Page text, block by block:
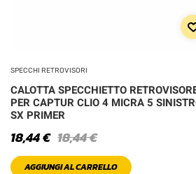
SPECCHI RETROVISORI
CALOTTA SPECCHIETTO
PER CAPTUR CLIO 4 MICRA 5
SX PRIMER
18,44€
18,44€
AGGIUNGI AL CARRELLO